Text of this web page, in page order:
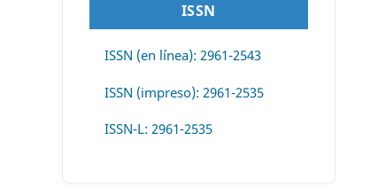
ISSN
ISSN (en línea): 2961-2543
ISSN (impreso): 2961-2535
ISSN-L: 2961-2535